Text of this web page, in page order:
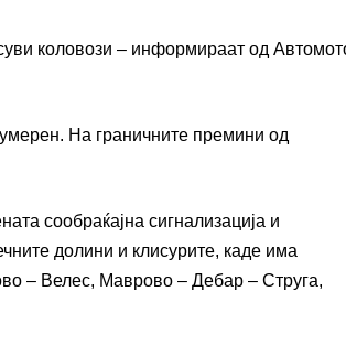
коловози – информираат од
На граничните премини од
сообраќајна сигнализација и
долини и клисурите, каде има
– Велес, Маврово – Дебар – Струга,